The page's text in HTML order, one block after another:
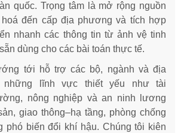
quốc. Trọng tâm là mở rộng nguồn
đến cấp địa phương và tích hợp
nhanh các thông tin từ ảnh vệ tinh
dùng cho các bài toán thực tế.
tới hỗ trợ các bộ, ngành và địa
những lĩnh vực thiết yếu như tài
nông nghiệp và an ninh lương
giao thông–hạ tầng, phòng chống
phó biến đổi khí hậu. Chúng tôi kiên